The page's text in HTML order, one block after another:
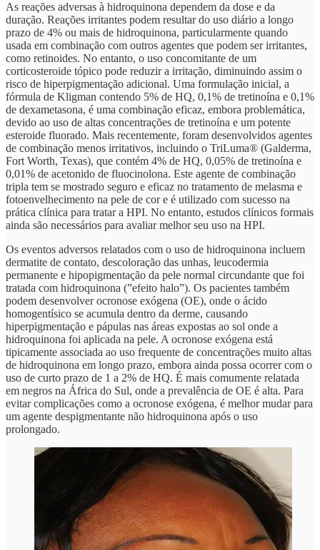
As reações adversas à hidroquinona dependem da dose e da
duração. Reações irritantes podem resultar do uso diário a longo
prazo de 4% ou mais de hidroquinona, particularmente quando
usada em combinação com outros agentes que podem ser irritantes,
como retinoides. No entanto, o uso concomitante de um
corticosteroide tópico pode reduzir a irritação, diminuindo assim o
risco de hiperpigmentação adicional. Uma formulação inicial, a
fórmula de Kligman contendo 5% de HQ, 0,1% de tretinoína e 0,1%
de dexametasona, é uma combinação eficaz, embora problemática,
devido ao uso de altas concentrações de tretinoína e um potente
esteroide fluorado. Mais recentemente, foram desenvolvidos agentes
de combinação menos irritativos, incluindo o TriLuma® (Galderma,
Fort Worth, Texas), que contém 4% de HQ, 0,05% de tretinoína e
0,01% de acetonido de fluocinolona. Este agente de combinação
tripla tem se mostrado seguro e eficaz no tratamento de melasma e
fotoenvelhecimento na pele de cor e é utilizado com sucesso na
prática clínica para tratar a HPI. No entanto, estudos clínicos formais
ainda são necessários para avaliar melhor seu uso na HPI.
Os eventos adversos relatados com o uso de hidroquinona incluem
dermatite de contato, descoloração das unhas, leucodermia
permanente e hipopigmentação da pele normal circundante que foi
tratada com hidroquinona (”efeito halo”). Os pacientes também
podem desenvolver ocronose exógena (OE), onde o ácido
homogentísico se acumula dentro da derme, causando
hiperpigmentação e pápulas nas áreas expostas ao sol onde a
hidroquinona foi aplicada na pele. A ocronose exógena está
tipicamente associada ao uso frequente de concentrações muito altas
de hidroquinona em longo prazo, embora ainda possa ocorrer com o
uso de curto prazo de 1 a 2% de HQ. É mais comumente relatada
em negros na África do Sul, onde a prevalência de OE é alta. Para
evitar complicações como a ocronose exógena, é melhor mudar para
um agente despigmentante não hidroquinona após o uso
prolongado.